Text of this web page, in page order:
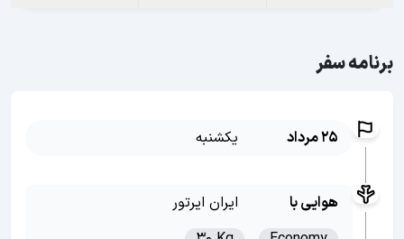
برنامه سفر
25 مرداد یکشنبه
هوایی با
ایران ایرتور